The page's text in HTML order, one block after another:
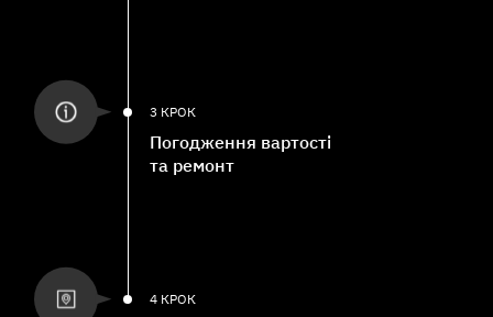
3 КРОК
Погодження вартості
та ремонт
4 КРОК